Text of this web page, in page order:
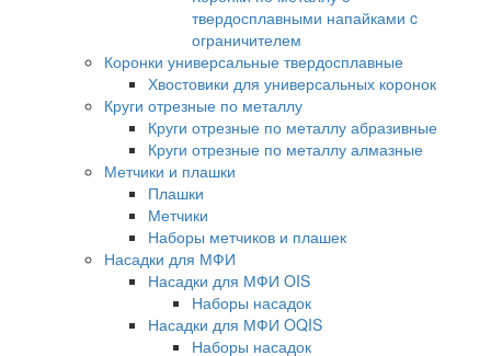
твердосплавными напайками c
ограничителем
Коронки универсальные твердосплавные
Хвостовики для универсальных коронок
Круги отрезные по металлу
Круги отрезные по металлу абразивные
Круги отрезные по металлу алмазные
Метчики и плашки
Плашки
Метчики
Наборы метчиков и плашек
Насадки для МФИ
Насадки для МФИ OIS
Наборы насадок
Насадки для МФИ OQIS
Наборы насадок